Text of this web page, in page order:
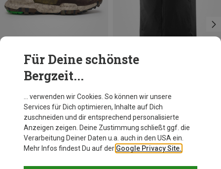
Du sparst 26%
Für Deine schönste
Bergzeit...
… verwenden wir Cookies. So können wir unsere
Services für Dich optimieren, Inhalte auf Dich
zuschneiden und dir entsprechend personalisierte
Anzeigen zeigen. Deine Zustimmung schließt ggf. die
Verarbeitung Deiner Daten u.a. auch in den USA ein.
Mehr Infos findest Du auf der Google Privacy Site.